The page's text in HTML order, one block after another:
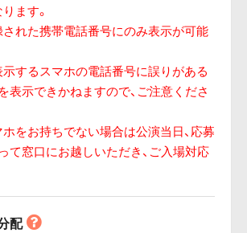
ます。
れた携帯電話番号にのみ表示が可能
するスマホの電話番号に誤りがある
表示できかねますので、ご注意くださ
をお持ちでない場合は公演当日、応募
て窓口にお越しいただき、ご入場対応
配